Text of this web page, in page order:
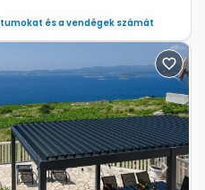
és a vendégek számát
Next